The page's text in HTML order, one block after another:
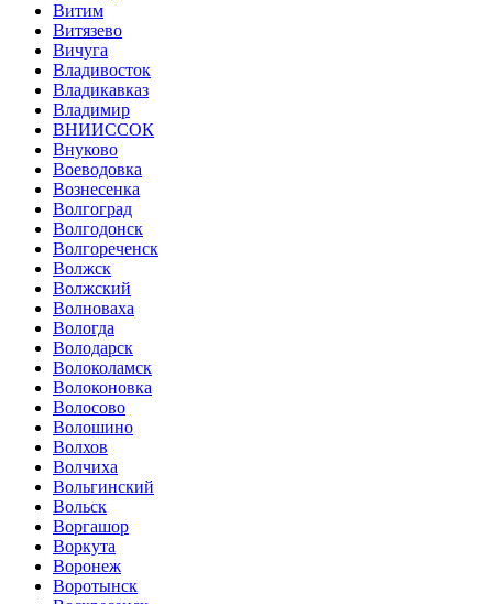
Витим
Витязево
Вичуга
Владивосток
Владикавказ
Владимир
ВНИИССОК
Внуково
Воеводовка
Вознесенка
Волгоград
Волгодонск
Волгореченск
Волжск
Волжский
Волноваха
Вологда
Володарск
Волоколамск
Волоконовка
Волосово
Волошино
Волхов
Волчиха
Вольгинский
Вольск
Воргашор
Воркута
Воронеж
Воротынск